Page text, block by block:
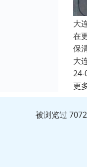
大
在
保
大
24-
更
被浏览过